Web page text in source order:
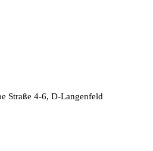
Straße 4-6, D-Langenfeld